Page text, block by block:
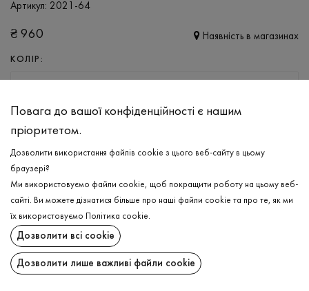
Артикул: 2021-64
₴ 960 Наявність в магазинах
КОЛІР:
ДОДАТИ ДО КОШИКА
ОБЕРІТЬ РОЗМІР
Лонгслів
ДОДАТИ ДО КОШИКА
ОПИС
Повага до вашої конфіденційності є нашим
пріоритетом.
Дозволити використання файлів cookie з цього веб-сайту в цьому
браузері?
Ми використовуємо файли cookie, щоб покращити роботу на цьому веб-
сайті. Ви можете дізнатися більше про наші файли cookie та про те, як ми
їх використовуємо
Політика cookie.
Дозволити всі cookie
Дозволити лише важливі файли cookie